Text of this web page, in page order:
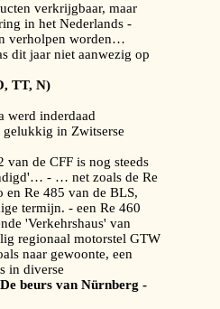
verkrijgbaar, maar
in het Nederlands -
verholpen worden…
dit jaar niet aanwezig op
TT, N)
werd inderdaad
in Zwitserse
van de CFF is nog steeds
- … net zoals de Re
en Re 485 van de BLS,
termijn. - een Re 460
'Verkehrshaus' van
regionaal motorstel GTW
naar gewoonte, een
in diverse
De beurs van Nürnberg -